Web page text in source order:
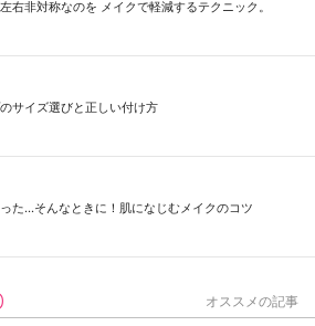
右非対称なのを メイクで軽減するテクニック。
サイズ選びと正しい付け方
た...そんなときに！肌になじむメイクのコツ
オススメの記事